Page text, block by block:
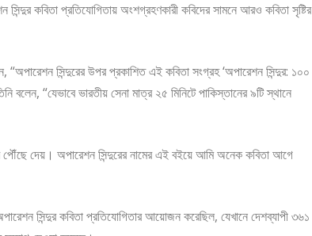
কবিতা প্রতিযোগিতায় অংশগ্রহণকারী কবিদের সামনে আরও কবিতা সৃষ্টির
“অপারেশন সিন্দুরের উপর প্রকাশিত এই কবিতা সংগ্রহ ‘অপারেশন সিন্দুর: ১০০
বলেন, “যেভাবে ভারতীয় সেনা মাত্র ২৫ মিনিটে পাকিস্তানের ৯টি স্থানে
দেয়। অপারেশন সিন্দুরের নামের এই বইয়ে আমি অনেক কবিতা আগে
সিন্দুর কবিতা প্রতিযোগিতার আয়োজন করেছিল, যেখানে দেশব্যাপী ৩৬১